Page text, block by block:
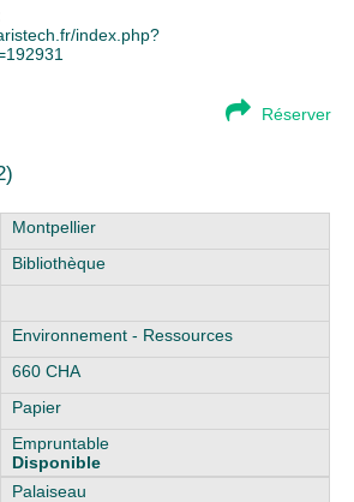
index.php?
Réserver
Montpellier
Bibliothèque
Environnement - Ressources
660 CHA
Papier
Empruntable
Disponible
Palaiseau